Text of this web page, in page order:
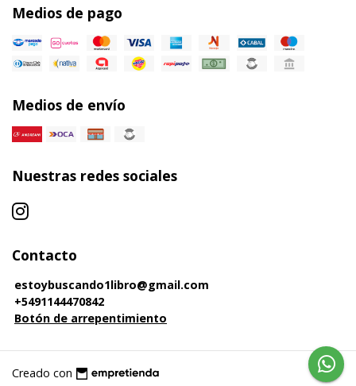
Medios de pago
Medios de envío
Nuestras redes sociales
Contacto
estoybuscando1libro@gmail.com
+5491144470842
Botón de arrepentimiento
Creado con